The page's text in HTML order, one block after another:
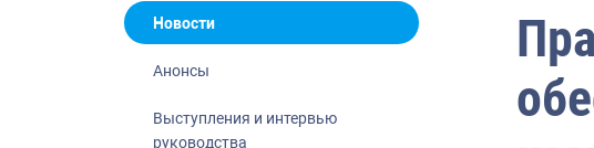
Отраслевые СМИ
Выставки и конференции
Научно-практическая
Рыбоохрана России
Новости
Анонсы
Выступления и интервью
руководства